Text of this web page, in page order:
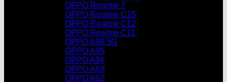
OPPO Realme 7
OPPO Realme C15
OPPO Realme C12
OPPO Realme C11
OPPO A96 5G
OPPO A95
OPPO A94
OPPO A93
OPPO A92